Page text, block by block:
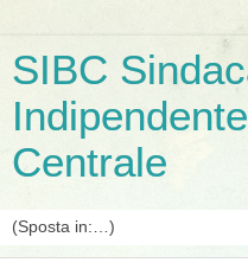
SIBC
Centrale